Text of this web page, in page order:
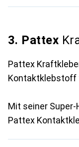
3. Pattex
Pattex
Kontaktklebstoff
Mit seiner
Pattex